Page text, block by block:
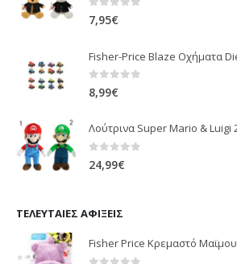
0out of 5
7,95€
0 out of 5
8,99€
0 out of 5
24,99€
ΤΕΛΕΥΤΑΊΕΣ ΑΦΊΞΕΙΣ